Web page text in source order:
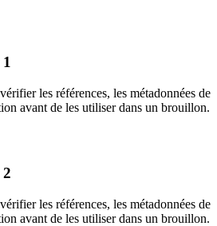
les références, les métadonnées de
avant de les utiliser dans un brouillon.
les références, les métadonnées de
avant de les utiliser dans un brouillon.